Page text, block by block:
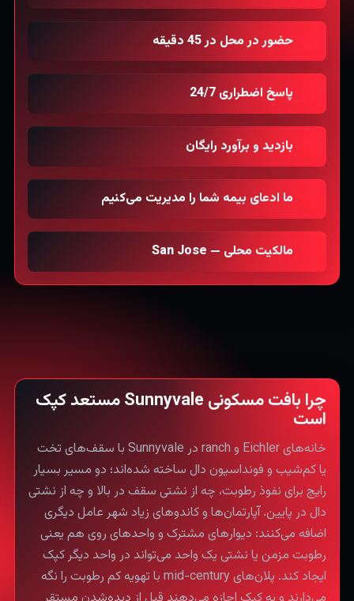
حضور در محل در 45 دقیقه
پاسخ اضطراری 24/7
بازدید و برآورد رایگان
ما ادعای بیمه شما را مدیریت می‌کنیم
مالکیت محلی — San Jose
چرا بافت مسکونی Sunnyvale مستعد کپک
است
خانه‌های Eichler و ranch در Sunnyvale با سقف‌های تخت
یا کم‌شیب و فونداسیون دال ساخته شده‌اند؛ دو مسیر بسیار
رایج برای نفوذ رطوبت، چه از نشتی سقف در بالا و چه از نشتی
دال در پایین. آپارتمان‌ها و کاندوهای زیاد شهر عامل دیگری
اضافه می‌کنند: دیوارهای مشترک و واحدهای روی هم یعنی
رطوبت مزمن یا نشتی یک واحد می‌تواند در واحد دیگر کپک
ایجاد کند. پلان‌های mid-century با تهویه کم رطوبت را نگه